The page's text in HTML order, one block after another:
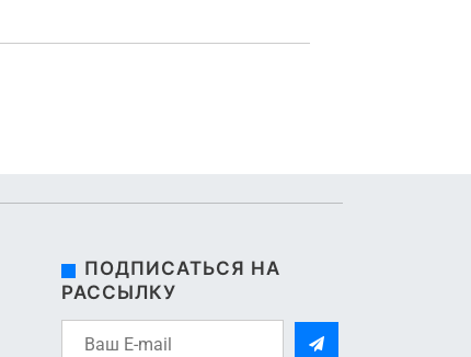
ПОДПИСАТЬСЯ НА
РАССЫЛКУ